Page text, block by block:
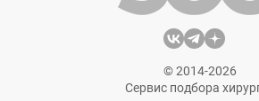
© 2014-2026
Сервис подбора